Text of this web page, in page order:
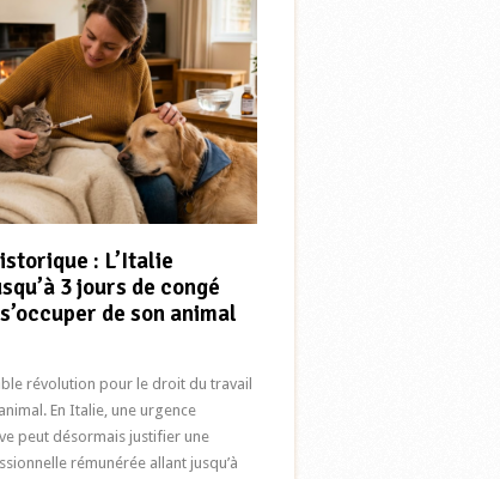
: L’Italie
3 jours de congé
de son animal
révolution pour le droit du travail
En Italie, une urgence
peut désormais justifier une
rémunérée allant jusqu’à